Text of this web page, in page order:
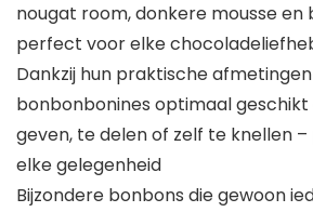
nougat room, donkere mousse
perfect voor elke
Dankzij hun praktische
bonbonbonines optimaal
geven, te delen of zelf te knellen
elke gelegenheid
Bijzondere bonbons die gewoon